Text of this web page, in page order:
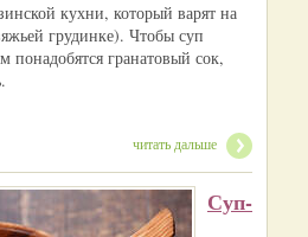
кухни, который варят на
грудинке). Чтобы суп
понадобятся гранатовый сок,
читать дальше
Суп-